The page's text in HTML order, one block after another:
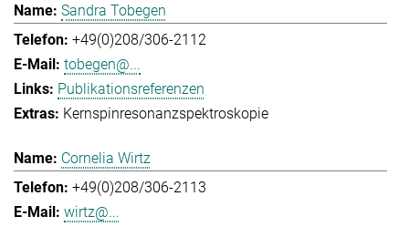
Sandra Tobegen
+49(0)208/306-2112
tobegen@...
Publikationsreferenzen
Kernspinresonanzspektroskopie
Cornelia Wirtz
+49(0)208/306-2113
wirtz@...